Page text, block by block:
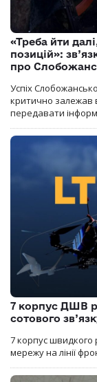
«Треба йти
позицій»:
про
Успіх
критично залежав
передавати
7 корпус ДШВ
сотового
7 корпус швидкого
мережу на лінії